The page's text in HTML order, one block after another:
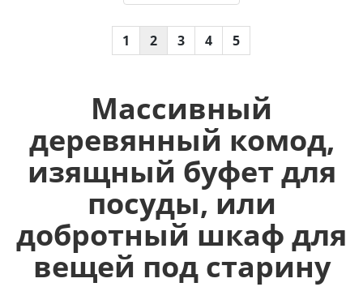
1 2 3 4 5
Массивный
деревянный комод,
изящный буфет для
посуды, или
добротный шкаф для
вещей под старину